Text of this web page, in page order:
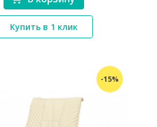
*}
Купить в 1 клик
-15%